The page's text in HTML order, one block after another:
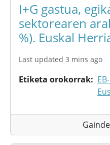
I+G gastua,
sektorearen
%). Euskal
Last updated 3 mins ago
Etiketa orokorrak